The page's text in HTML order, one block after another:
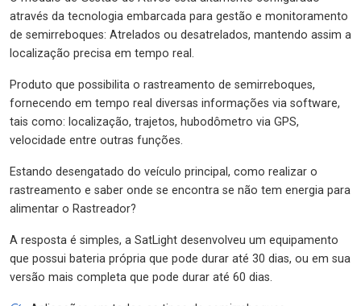
através da tecnologia embarcada para gestão e monitoramento
de semirreboques: Atrelados ou desatrelados, mantendo assim a
localização precisa em tempo real.
Produto que possibilita o rastreamento de semirreboques,
fornecendo em tempo real diversas informações via software,
tais como: localização, trajetos, hubodômetro via GPS,
velocidade entre outras funções.
Estando desengatado do veículo principal, como realizar o
rastreamento e saber onde se encontra se não tem energia para
alimentar o Rastreador?
A resposta é simples, a SatLight desenvolveu um equipamento
que possui bateria própria que pode durar até 30 dias, ou em sua
versão mais completa que pode durar até 60 dias.